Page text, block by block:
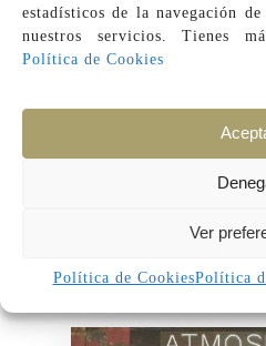
estadísticos de la navegación
nuestros servicios. Tienes
Política de Cookies
Ver
Política de CookiesPolítica